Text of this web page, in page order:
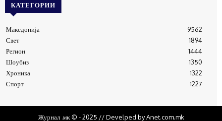
КАТЕГОРИИ
Македонија
9562
Свет
1894
Регион
1444
Шоубиз
1350
Хроника
1322
Спорт
1227
Журнал .мк © - 2025 // Develped by Anet.com.mk